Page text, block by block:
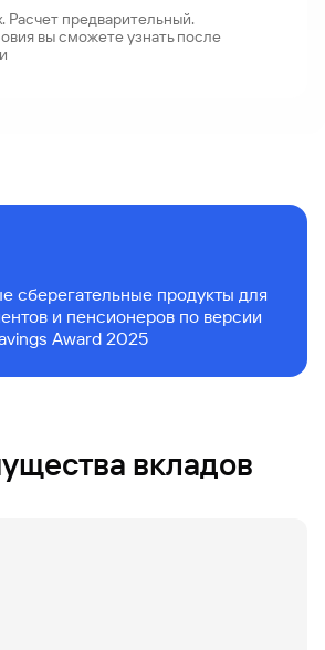
Расчет предварительный.
вы сможете узнать после
сберегательные продукты для
и пенсионеров по версии
Award 2025
вкладов